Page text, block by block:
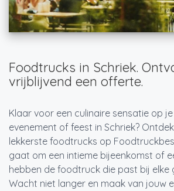
Foodtrucks in Schriek.
vrijblijvend een offerte.
Klaar voor een culinaire sensatie op
evenement of feest in Schriek?
lekkerste foodtrucks op
gaat om een intieme bijeenkomst of
hebben de foodtruck die past bij elke
Wacht niet langer en maak van jouw